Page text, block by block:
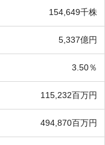
154,649千株
5,337億円
3.50％
115,232百万円
494,870百万円